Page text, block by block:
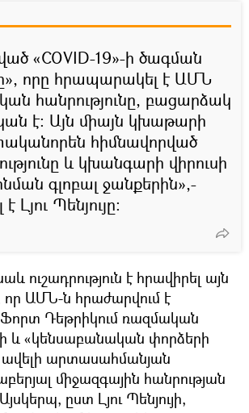
«COVID-19»-ի ծագման
որը հրապարակել է ԱՄՆ
հանրությունը, բացարձակ
է։ Այն միայն կխաթարի
հիմնավորված
և կխանգարի վիրուսի
գլոբալ ջանքերին»,-
Լյու Պենյույը:
ուշադրություն է հրավիրել այն
ԱՄՆ-ն հրաժարվում է
Դեթրիկում ռազմական
և «կենսաբանական փորձերի
արտասահմանյան
միջազգային հանրության
ըստ Լյու Պենյույի,